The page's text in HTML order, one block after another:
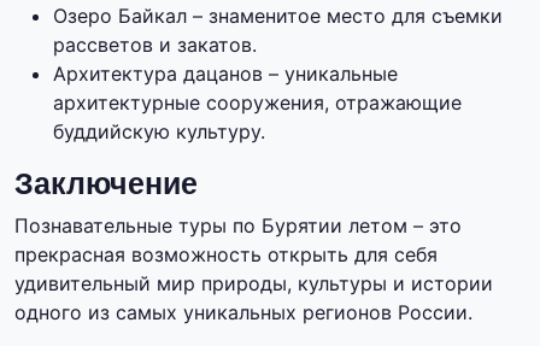
Озеро Байкал – знаменитое место для съемки
рассветов и закатов.
Архитектура дацанов – уникальные
архитектурные сооружения, отражающие
буддийскую культуру.
Заключение
Познавательные туры по Бурятии летом – это
прекрасная возможность открыть для себя
удивительный мир природы, культуры и истории
одного из самых уникальных регионов России.